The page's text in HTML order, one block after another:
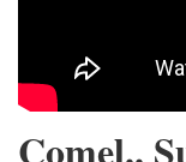
Comel..